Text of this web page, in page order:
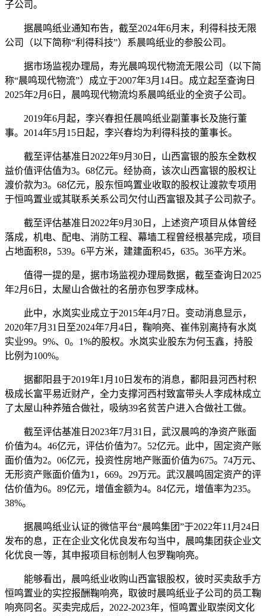
子公司。
据晨鸣纸业通知布告，截至2024年6月末，利得科技无限
公司（以下简称“利得科技”）系晨鸣纸业的参股公司。
据市场监视办理局，寿光晨鸣现代物流无限公司（以下简
称“晨鸣现代物流”）成立于2007年3月14日。成立起至查询日
2025年2月6日，晨鸣现代物流均系晨鸣纸业的全资子公司。
2019年6月起，李兴春担任晨鸣纸业副董事长及施行董
事。2014年5月15日起，李兴春均为利得科技的董事长。
截至评估基准日2022年9月30日，山西富银的股东全数权
益价值评估值为3。68亿元。经协商，该次山西富银的股权让
渡价款为3。68亿元，股东恒鸣置业收取的股权让渡款专项用
于恒鸣置业或其联系关系公司欠付山西富银及其子公司款子。
截至评估基准日2022年9月30日，上述资产项目从体曾经
落成，机电、配电、消防工程、幕墙工程曾经根基完成，项目
占地面积8，539。6平方米，建建面积45，635。36平方米。
值得一提的是，据市场监视办理局数据，截至查询日2025
年2月6日，太屋山合做社的名册亦包罗李成林。
此中，水岚实业成立于2015年4月7日。变动消息显示，
2020年7月31日至2024年7月4日，鞠响亮、崔伟别离持有水岚
实业99。9%、0。1%的股权。水岚实业股东为何玉鑫，持股
比例为100%。
据鄱阳县于2019年1月10日发布的消息，鄱阳县河西村积
极成长富平易近财产，全力支撑河西村致富带头人李成林成立
了太屋山种养殖合做社，吸纳39名贫苦户进入合做社工做。
截至评估基准日2023年7月31日，武汉晨鸣的净资产账面
价值为4。46亿元，评估价值为7。52亿元。此中，固定资产账
面价值为2。06亿元，投资性房地产账面价值为675。74万元、
无形资产账面价值为1，669。29万元。武汉晨鸣固定资产的评
估价值为6。89亿元，增值金额为4。84亿元，增值率为235。
38%。
据晨鸣纸业认证的微信平台“晨鸣集团”于2022年11月24日
发布的息，正在企业文化优良发布勾当中，晨鸣集团获企业文
化优良一等，其申报项目标创制人包罗鞠响亮。
能够看出，晨鸣纸业收购山西富银股权，彼时买卖敌手方
恒鸣置业的实控报酬鞠响亮，取彼时晨鸣纸业子公司的员工鞠
响亮同名。买卖完成后，2022-2023年，恒鸣置业取崇闵文化